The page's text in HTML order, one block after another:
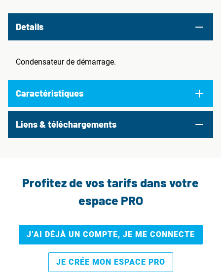
Details
Condensateur de démarrage.
Caractéristiques
Liens & téléchargements
Profitez de vos tarifs dans votre
espace PRO
J’AI DÉJÀ UN COMPTE, JE ME CONNECTE
JE CRÉE MON ESPACE PRO